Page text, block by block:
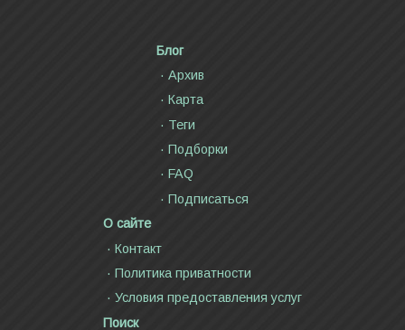
Блог
Архив
Карта
Теги
Подборки
FAQ
Подписаться
О сайте
Контакт
Политика приватности
Условия предоставления услуг
Поиск